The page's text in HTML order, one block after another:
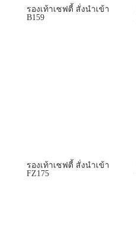
รองเท้าเซฟตี้ สั่งนำเข้า
B159
รองเท้าเซฟตี้ สั่งนำเข้า
FZ175